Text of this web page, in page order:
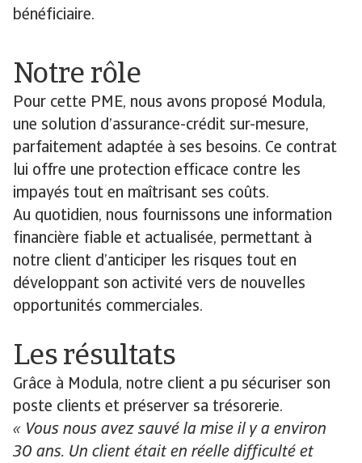
bénéficiaire.
Notre rôle
Pour cette PME, nous avons proposé Modula,
une solution d’assurance-crédit sur-mesure,
parfaitement adaptée à ses besoins. Ce contrat
lui offre une protection efficace contre les
impayés tout en maîtrisant ses coûts.
Au quotidien, nous fournissons une information
financière fiable et actualisée, permettant à
notre client d’anticiper les risques tout en
développant son activité vers de nouvelles
opportunités commerciales.
Les résultats
Grâce à Modula, notre client a pu sécuriser son
poste clients et préserver sa trésorerie.
« Vous nous avez sauvé la mise il y a environ
30 ans. Un client était en réelle difficulté et